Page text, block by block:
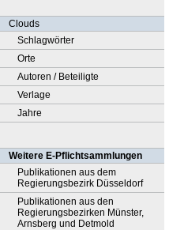
Clouds
Schlagwörter
Orte
Autoren / Beteiligte
Verlage
Jahre
Weitere E-Pflichtsammlungen
Publikationen aus dem
Regierungsbezirk Düsseldorf
Publikationen aus den
Regierungsbezirken Münster,
Arnsberg und Detmold